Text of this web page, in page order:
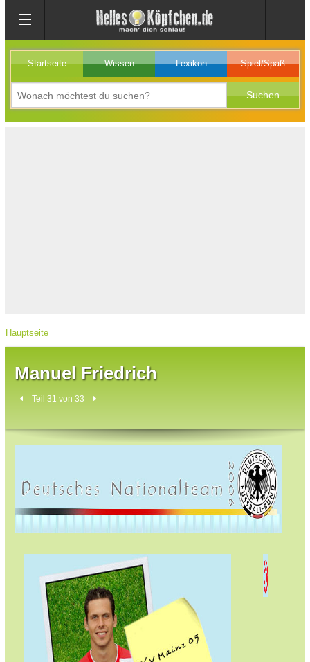
Startseite Wissen Lexikon Spiel/Spaß
Hauptseite
Manuel Friedrich
Teil 31 von 33